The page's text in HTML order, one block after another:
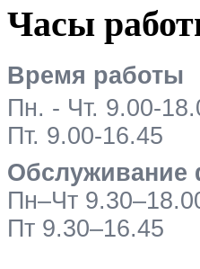
Часы
Время работы
Пн. - Чт. 9.00-
Пт. 9.00-16.45
Обслуживание
Пн–Чт
Пт 9.30–16.45